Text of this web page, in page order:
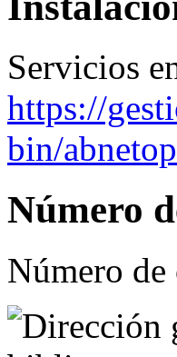
Servicios
https://
bin/
Número
Número